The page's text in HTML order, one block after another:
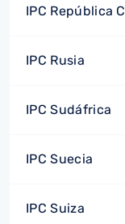
IPC República
IPC Rusia
IPC Sudáfrica
IPC Suecia
IPC Suiza